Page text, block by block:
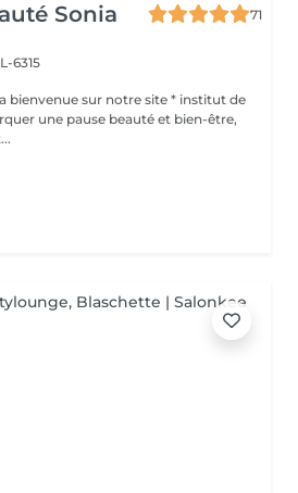
Sonia
71
6315
bienvenue sur notre site * institut de